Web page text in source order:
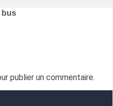
bus
publier un commentaire.